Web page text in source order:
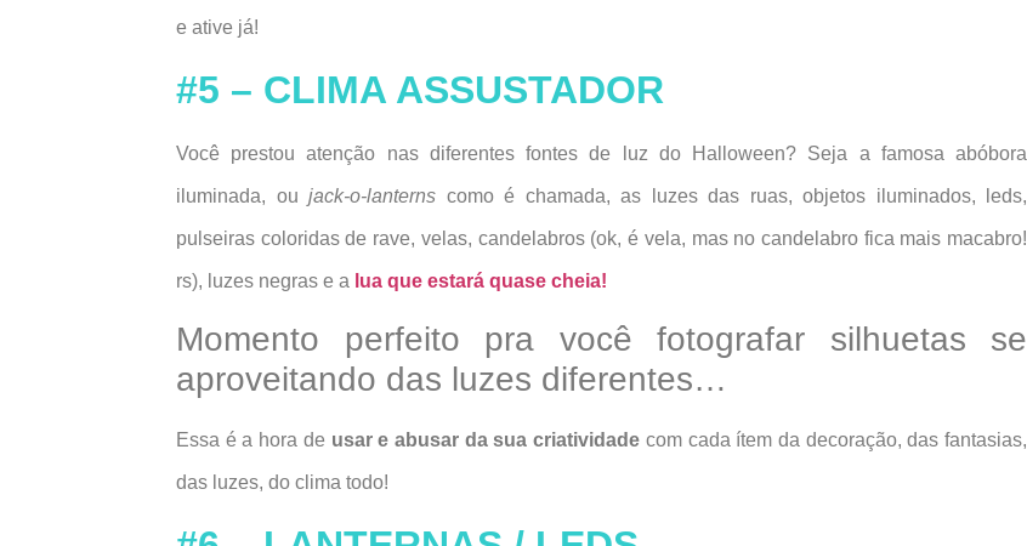
e ative já!
#5 – CLIMA ASSUSTADOR
Você prestou atenção nas diferentes fontes de luz do Halloween? Seja a famosa abóbora
iluminada, oujack-o-lanterns como é chamada, as luzes das ruas, objetos iluminados, leds,
pulseiras coloridas de rave, velas, candelabros (ok, é vela, mas no candelabro fica mais macabro!
rs), luzes negras e a lua que estará quase cheia!
Momento perfeito pra você fotografar silhuetas se
aproveitando das luzes diferentes…
Essa é a hora de usar e abusar da sua criatividade com cada ítem da decoração, das fantasias,
das luzes, do clima todo!